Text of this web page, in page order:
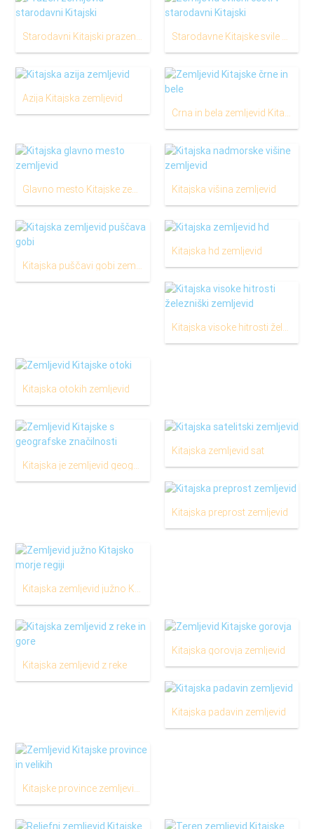
Starodavni Kitajski prazen zemljevid Starodavne Kitajske svile cestni zemljevid
Azija Kitajska zemljevid
Črna in bela zemljevid Kitajske
Glavno mesto Kitajske zemljevid Kitajska višina zemljevid
Kitajska puščavi gobi zemljevid
Kitajska hd zemljevid
Kitajska visoke hitrosti železniškega omrežja zemljevid
Kitajska otokih zemljevid
Kitajska je zemljevid geografske značilnosti
Kitajska zemljevid sat
Kitajska preprost zemljevid
Kitajska zemljevid južno Kitajsko morje
Kitajska zemljevid z reke
Kitajska gorovja zemljevid
Kitajska padavin zemljevid
Kitajske province zemljevid z prestolnice